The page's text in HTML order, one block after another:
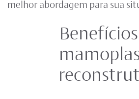
melhor abordagem para sua